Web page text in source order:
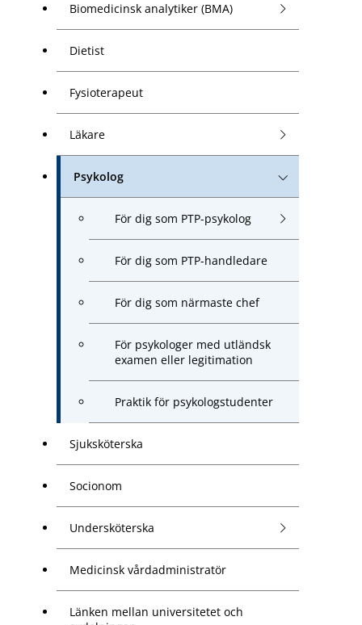
Biomedicinsk analytiker (BMA)
Dietist
Fysioterapeut
Läkare
Psykolog
För dig som PTP-psykolog
För dig som PTP-handledare
För dig som närmaste chef
För psykologer med utländsk
examen eller legitimation
Praktik för psykologstudenter
Sjuksköterska
Socionom
Undersköterska
Medicinsk vårdadministratör
Länken mellan universitetet och